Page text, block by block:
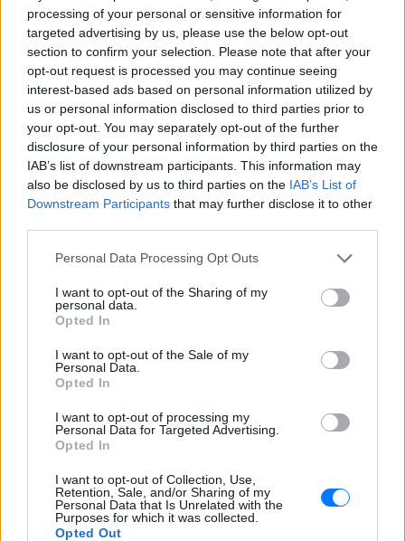
processing of your personal or sensitive information for
targeted advertising by us, please use the below opt-out
section to confirm your selection. Please note that after your
opt-out request is processed you may continue seeing
interest-based ads based on personal information utilized by
us or personal information disclosed to third parties prior to
your opt-out. You may separately opt-out of the further
disclosure of your personal information by third parties on the
IAB’s list of downstream participants. This information may
also be disclosed by us to third parties on the IAB’s List of
Downstream Participants that may further disclose it to other
Personal Data Processing Opt Outs
I want to opt-out of the Sharing of my
personal data.
Opted In
I want to opt-out of the Sale of my
Personal Data.
Opted In
I want to opt-out of processing my
Personal Data for Targeted Advertising.
Opted In
I want to opt-out of Collection, Use,
Retention, Sale, and/or Sharing of my
Personal Data that Is Unrelated with the
Purposes for which it was collected.
Opted Out
Ακολουθήστε το E-Radio.gr και στο Instagram
ΔΙΑΦΗΜΙΣΗ
ΔΕΙΤΕ ΕΠΙΣΗΣ